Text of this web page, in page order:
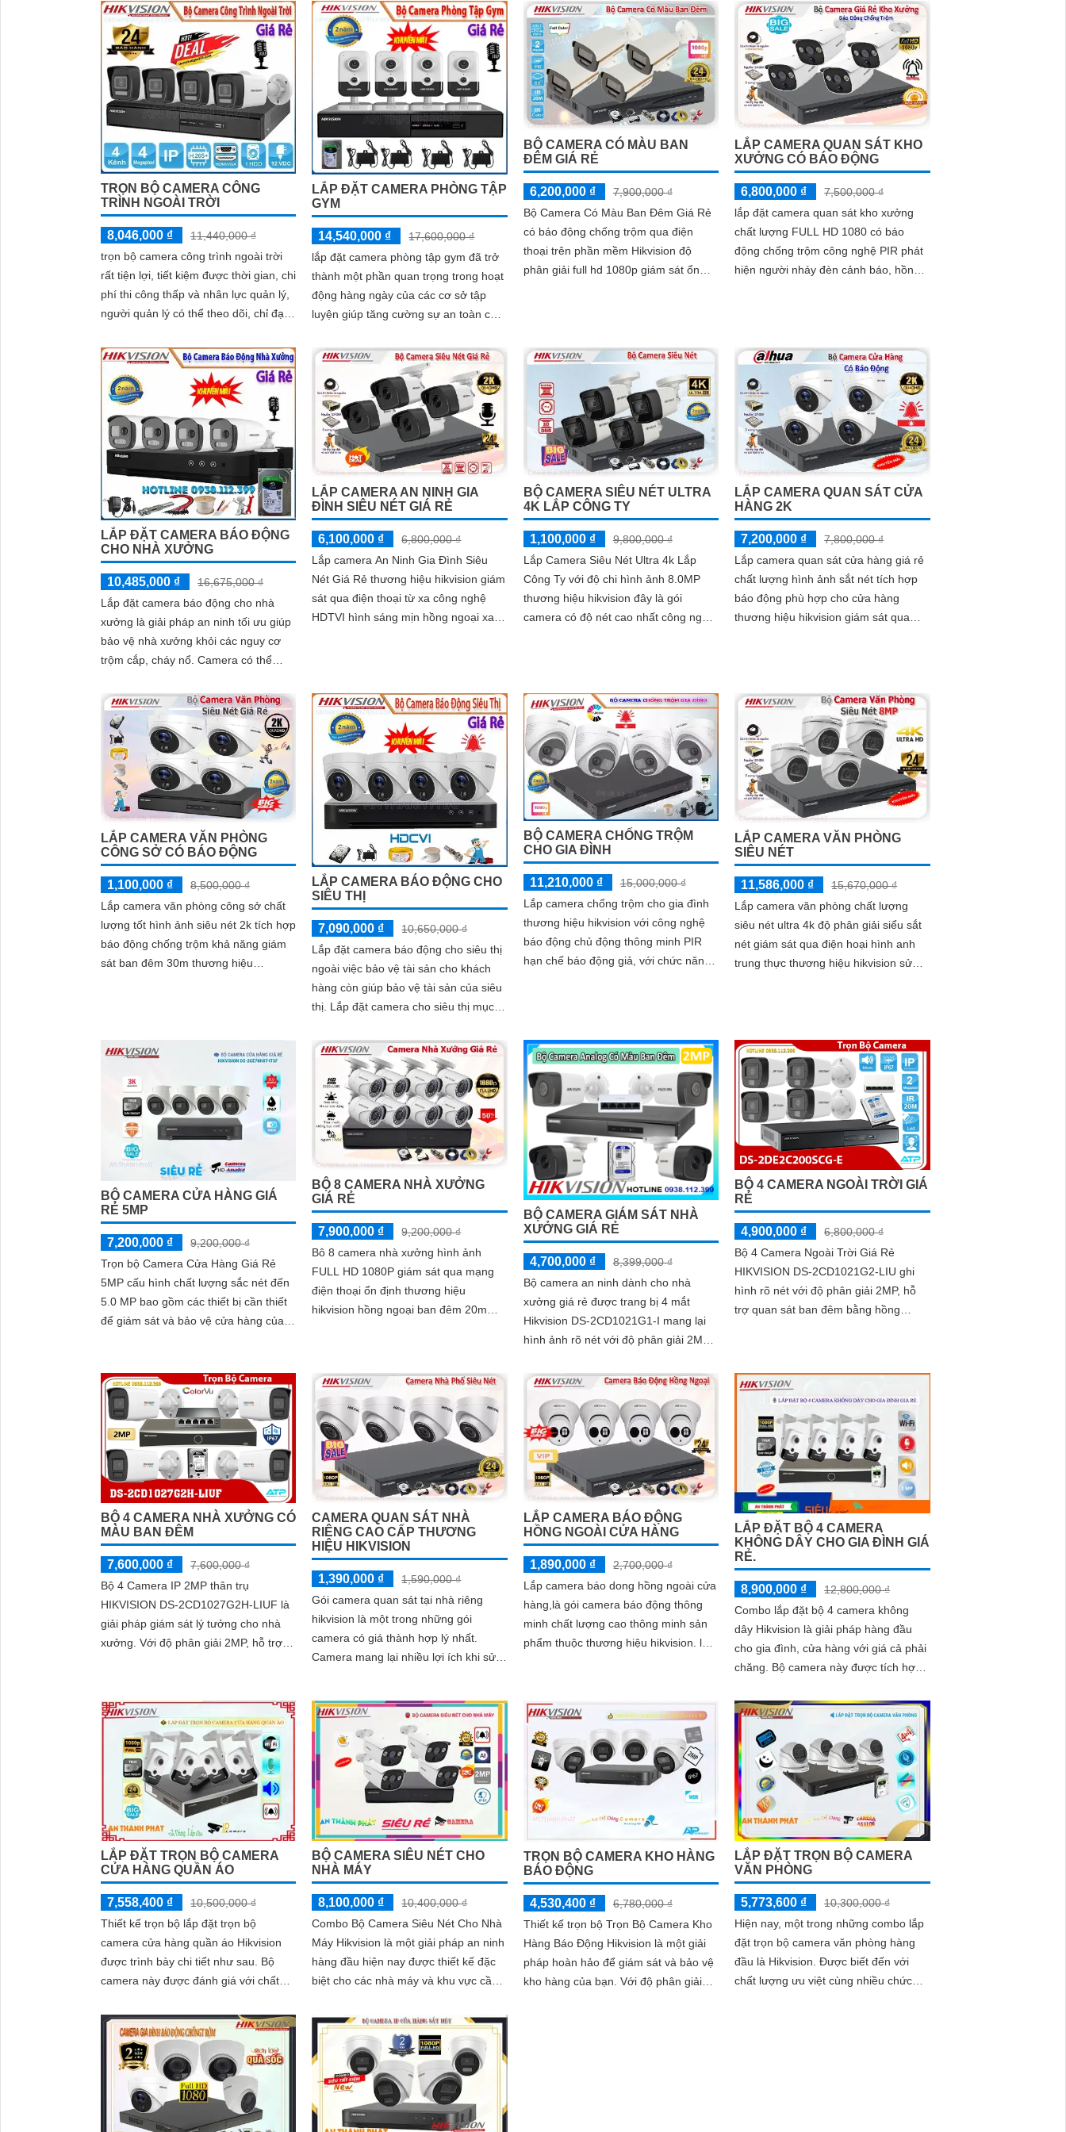
sẽ được tư vấn cụ thể về sản phẩm phù hợp với nhu cầu của mình.
Kết luận
Camera Hikvision không chỉ mang đến sự an toàn và bảo vệ cho ngôi nhà hoặc doanh nghiệp của bạn, mà còn là lựa chọn thông minh với giá cả phải chăng và hình ảnh chất
lượng sắc nét. Hãy đầu tư vào an ninh và yên tâm hơn với Camera Hikvision!
Hy vọng rằng bài viết giới thiệu trên sẽ giúp bạn thu hút được khách hàng quan tâm đến sản phẩm Camera Hikvision giá rẻ và chất lượng.
TRỌN BỘ CAMERA CÔNG
TRÌNH NGOÀI TRỜI
8,046,000 ₫
11,440,000 ₫
trọn bộ camera công trình ngoài trời
rất tiện lợi, tiết kiệm được thời gian, chi
phí thi công thấp và nhân lực quản lý,
người quản lý có thể theo dõi, chỉ đạo
cả khi không có ở đó.
LẮP ĐẶT CAMERA PHÒNG TẬP
GYM
14,540,000 ₫
17,600,000 ₫
lắp đặt camera phòng tập gym đã trở
thành một phần quan trọng trong hoạt
động hàng ngày của các cơ sở tập
luyện giúp tăng cường sự an toàn cho
BỘ CAMERA CÓ MÀU BAN
ĐÊM GIÁ RẺ
6,200,000 ₫
7,900,000 ₫
Bộ Camera Có Màu Ban Đêm Giá Rẻ
có báo động chống trộm qua điện
thoại trên phần mềm Hikvision độ
phân giải full hd 1080p giám sát ổn
LẮP CAMERA QUAN SÁT KHO
XƯỞNG CÓ BÁO ĐỘNG
6,800,000 ₫
7,500,000 ₫
lắp đặt camera quan sát kho xưởng
chất lượng FULL HD 1080 có báo
động chống trộm công nghệ PIR phát
hiện người nháy đèn cảnh báo, hồng
LẮP ĐẶT CAMERA BÁO ĐỘNG
CHO NHÀ XƯỞNG
10,485,000 ₫
16,675,000 ₫
Lắp đặt camera báo động cho nhà
xưởng là giải pháp an ninh tối ưu giúp
bảo vệ nhà xưởng khỏi các nguy cơ
trộm cắp, cháy nổ. Camera có thể
của nhân viên, đảm bảo nhân viên làm
việc đúng quy định
LẮP CAMERA AN NINH GIA
ĐÌNH SIÊU NÉT GIÁ RẺ
6,100,000 ₫
6,800,000 ₫
Lắp camera An Ninh Gia Đình Siêu
Nét Giá Rẻ thương hiệu hikvision giám
sát qua điện thoại từ xa công nghệ
HDTVI hình sáng mịn hồng ngoại xa
BỘ CAMERA SIÊU NÉT ULTRA
4K LẮP CÔNG TY
1,100,000 ₫
9,800,000 ₫
Lắp Camera Siêu Nét Ultra 4k Lắp
Công Ty với độ chi hình ảnh 8.0MP
thương hiệu hikvision đây là gói
camera có độ nét cao nhất công nghệ
LẮP CAMERA QUAN SÁT CỬA
HÀNG 2K
7,200,000 ₫
7,800,000 ₫
Lắp camera quan sát cửa hàng giá rẻ
chất lượng hình ảnh sắt nét tích hợp
báo động phù hợp cho cửa hàng
thương hiệu hikvision giám sát qua
LẮP CAMERA VĂN PHÒNG
CÔNG SỞ CÓ BÁO ĐỘNG
1,100,000 ₫
8,500,000 ₫
Lắp camera văn phòng công sở chất
lượng tốt hình ảnh siêu nét 2k tích hợp
báo động chống trộm khả năng giám
sát ban đêm 30m thương hiệu
LẮP CAMERA BÁO ĐỘNG CHO
SIÊU THỊ
7,090,000 ₫
10,650,000 ₫
Lắp đặt camera báo động cho siêu thị
ngoài việc bảo vệ tài sản cho khách
hàng còn giúp bảo vệ tài sản của siêu
thị. Lắp đặt camera cho siêu thị mục
BỘ CAMERA CHỐNG TRỘM
CHO GIA ĐÌNH
11,210,000 ₫
15,000,000 ₫
Lắp camera chống trộm cho gia đình
thương hiệu hikvision với công nghệ
báo động chủ động thông minh PIR
hạn chế báo động giả, với chức năng
LẮP CAMERA VĂN PHÒNG
SIÊU NÉT
11,586,000 ₫
15,670,000 ₫
Lắp camera văn phòng chất lượng
siêu nét ultra 4k độ phân giải siểu sắt
nét giám sát qua điện hoại hình anh
trung thực thương hiệu hikvision sử
BỘ CAMERA CỬA HÀNG GIÁ
RẺ 5MP
7,200,000 ₫
9,200,000 ₫
Trọn bộ Camera Cửa Hàng Giá Rẻ
5MP cấu hình chất lượng sắc nét đến
5.0 MP bao gồm các thiết bị cần thiết
để giám sát và bảo vệ cửa hàng của
BỘ 8 CAMERA NHÀ XƯỞNG
GIÁ RẺ
7,900,000 ₫
9,200,000 ₫
Bô 8 camera nhà xưởng hình ảnh
FULL HD 1080P giám sát qua mạng
điện thoại ổn định thương hiệu
hikvision hồng ngoại ban đêm 20m
BỘ CAMERA GIÁM SÁT NHÀ
XƯỞNG GIÁ RẺ
4,700,000 ₫
8,399,000 ₫
Bộ camera an ninh dành cho nhà
xưởng giá rẻ được trang bị 4 mắt
Hikvision DS-2CD1021G1-I mang lại
hình ảnh rõ nét với độ phân giải 2MP.
H.265+/H.265/H.264+/H
BỘ 4 CAMERA NGOÀI TRỜI GIÁ
RẺ
4,900,000 ₫
6,800,000 ₫
Bộ 4 Camera Ngoài Trời Giá Rẻ
HIKVISION DS-2CD1021G2-LIU ghi
hình rõ nét với độ phân giải 2MP, hỗ
trợ quan sát ban đêm bằng hồng
tốt với chống ngược sáng DWDR,
BLC, giảm nhiễu 3D DNR
BỘ 4 CAMERA NHÀ XƯỞNG CÓ
MÀU BAN ĐÊM
7,600,000 ₫
7,600,000 ₫
Bộ 4 Camera IP 2MP thân trụ
HIKVISION DS-2CD1027G2H-LIUF là
giải pháp giám sát lý tưởng cho nhà
xưởng. Với độ phân giải 2MP, hỗ trợ
CAMERA QUAN SÁT NHÀ
RIÊNG CAO CẤP THƯƠNG
HIỆU HIKVISION
1,390,000 ₫
1,590,000 ₫
Gói camera quan sát tại nhà riêng
hikvision là một trong những gói
camera có giá thành hợp lý nhất.
Camera mang lại nhiều lợi ích khi sử
LẮP CAMERA BÁO ĐỘNG
HỒNG NGOÀI CỬA HÀNG
1,890,000 ₫
2,700,000 ₫
Lắp camera báo dong hồng ngoài cửa
hàng,là gói camera báo động thông
minh chất lượng cao thông minh sản
phẩm thuộc thương hiệu hikvision. là
LẮP ĐẶT BỘ 4 CAMERA
KHÔNG DÂY CHO GIA ĐÌNH GIÁ
RẺ.
8,900,000 ₫
12,800,000 ₫
Combo lắp đặt bộ 4 camera không
dây Hikvision là giải pháp hàng đầu
cho gia đình, cửa hàng với giá cả phải
chăng. Bộ camera này được tích hợp
âm thanh và phát ra cảnh báo nhanh
chóng
LẮP ĐẶT TRỌN BỘ CAMERA
CỬA HÀNG QUẦN ÁO
7,558,400 ₫
10,500,000 ₫
Thiết kế trọn bộ lắp đặt trọn bộ
camera cửa hàng quần áo Hikvision
được trình bày chi tiết như sau. Bộ
camera này được đánh giá với chất
định và có thể được quan sát từ xa
BỘ CAMERA SIÊU NÉT CHO
NHÀ MÁY
8,100,000 ₫
10,400,000 ₫
Combo Bộ Camera Siêu Nét Cho Nhà
Máy Hikvision là một giải pháp an ninh
hàng đầu hiện nay được thiết kế đặc
biệt cho các nhà máy và khu vực cần
TRỌN BỘ CAMERA KHO HÀNG
BÁO ĐỘNG
4,530,400 ₫
6,780,000 ₫
Thiết kế trọn bộ Trọn Bộ Camera Kho
Hàng Báo Động Hikvision là một giải
pháp hoàn hảo để giám sát và bảo vệ
kho hàng của bạn. Với độ phân giải
LẮP ĐẶT TRỌN BỘ CAMERA
VĂN PHÒNG
5,773,600 ₫
10,300,000 ₫
Hiện nay, một trong những combo lắp
đặt trọn bộ camera văn phòng hàng
đầu là Hikvision. Được biết đến với
chất lượng ưu việt cùng nhiều chức